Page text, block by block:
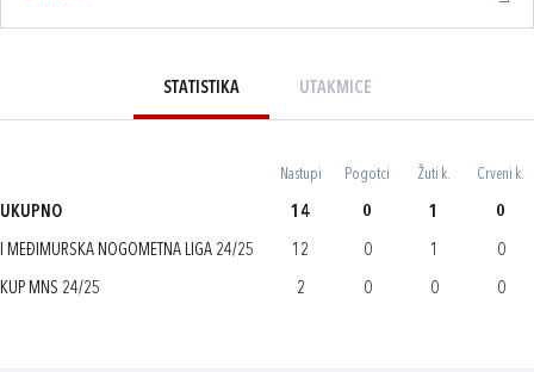
STATISTIKA UTAKMICE
Nastupi Pogotci Žuti k. Crveni k.
UKUPNO 14 0 1 0
I MEĐIMURSKA NOGOMETNA LIGA 24/25 12 0 1 0
KUP MNS 24/25 2 0 0 0